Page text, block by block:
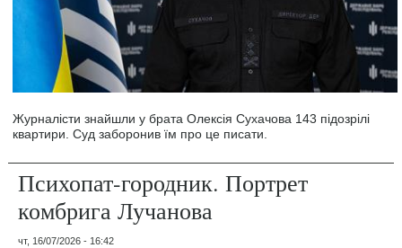
Журналісти знайшли у брата Олексія Сухачова 143 підозрілі
квартири. Суд заборонив їм про це писати.
Психопат-городник. Портрет
комбрига Лучанова
чт, 16/07/2026 - 16:42